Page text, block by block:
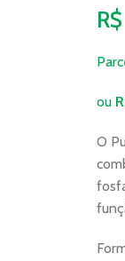
R$
ou
O